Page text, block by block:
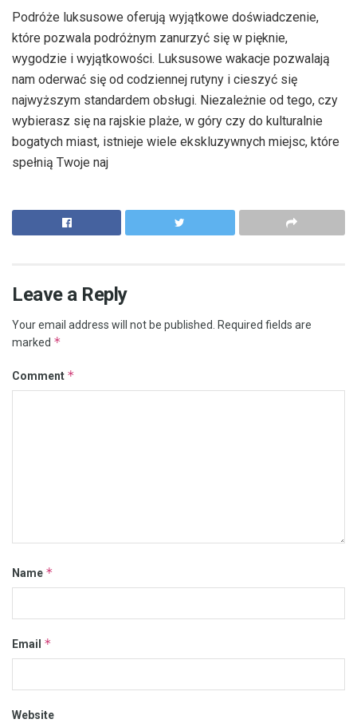
Podróże luksusowe oferują wyjątkowe doświadczenie,
które pozwala podróżnym zanurzyć się w pięknie,
wygodzie i wyjątkowości. Luksusowe wakacje pozwalają
nam oderwać się od codziennej rutyny i cieszyć się
najwyższym standardem obsługi. Niezależnie od tego, czy
wybierasz się na rajskie plaże, w góry czy do kulturalnie
bogatych miast, istnieje wiele ekskluzywnych miejsc, które
spełnią Twoje naj
Leave a Reply
Your email address will not be published. Required fields are
marked *
Comment *
Name *
Email *
Website